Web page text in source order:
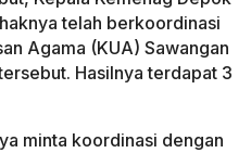
telah berkoordinasi
Agama (KUA) Sawangan
Hasilnya terdapat 3
minta koordinasi dengan